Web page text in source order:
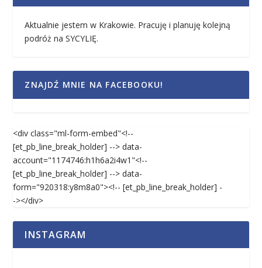
Aktualnie jestem w Krakowie. Pracuję i planuję kolejną
podróż na SYCYLIĘ.
ZNAJDŹ MNIE NA FACEBOOKU!
<div class="ml-form-embed"<!--
[et_pb_line_break_holder] --> data-
account="1174746:h1h6a2i4w1"<!--
[et_pb_line_break_holder] --> data-
form="920318:y8m8a0"><!-- [et_pb_line_break_holder] -
-></div>
INSTAGRAM